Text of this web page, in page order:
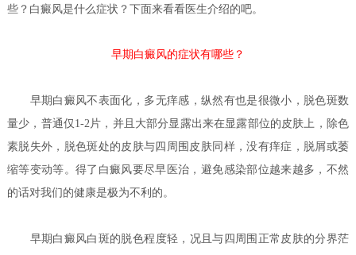
些？白癜风是什么症状？下面来看看医生介绍的吧。
早期白癜风的症状有哪些？
早期 白癜风不表面化，多无痒感，纵然有也是很微小，脱色斑数
量少，普通仅1-2片，并且大部分显露出来在显露部位的皮肤上，除色
素脱失外，脱色斑处的皮肤与四周围皮肤同样，没有痒症，脱屑或萎
缩等变动等。得了白癜风要尽早医治，避免感染部位越来越多，不然
的话对我们的健康是极为不利的。
早期 白癜风白斑的脱色程度轻，况且与四周围正常皮肤的分界茫